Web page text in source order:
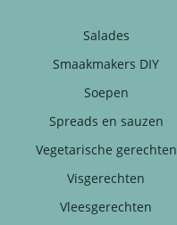
Salades
Smaakmakers DIY
Soepen
Spreads en sauzen
Vegetarische gerechten
Visgerechten
Vleesgerechten